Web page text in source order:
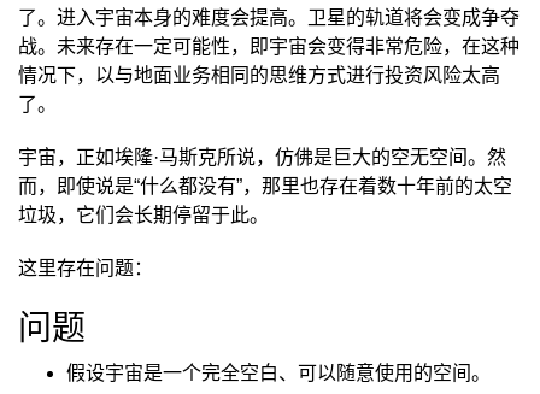
了。进入宇宙本身的难度会提高。卫星的轨道将会变成争夺
战。未来存在一定可能性，即宇宙会变得非常危险，在这种
情况下，以与地面业务相同的思维方式进行投资风险太高
了。
宇宙，正如埃隆·马斯克所说，仿佛是巨大的空无空间。然
而，即使说是“什么都没有”，那里也存在着数十年前的太空
垃圾，它们会长期停留于此。
这里存在问题：
问题
假设宇宙是一个完全空白、可以随意使用的空间。